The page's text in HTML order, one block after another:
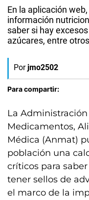
En la aplicación
información
saber si hay
azúcares, entre
Por jmo2502
Para compartir:
La
Medicamentos,
Médica (Anmat)
población una
críticos para
tener sellos de
el marco de la